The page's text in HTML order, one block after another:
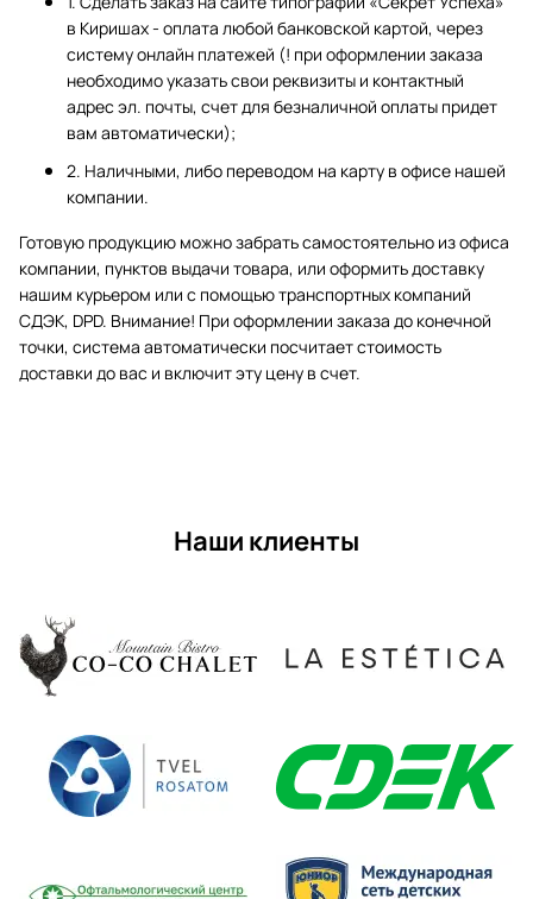
в Киришах - оплата любой банковской картой, через
систему онлайн платежей (! при оформлении заказа
необходимо указать свои реквизиты и контактный
адрес эл. почты, счет для безналичной оплаты придет
вам автоматически);
2. Наличными, либо переводом на карту в офисе нашей
компании.
Готовую продукцию можно забрать самостоятельно из офиса
компании, пунктов выдачи товара, или оформить доставку
нашим курьером или с помощью транспортных компаний
СДЭК, DPD. Внимание! При оформлении заказа до конечной
точки, система автоматически посчитает стоимость
доставки до вас и включит эту цену в счет.
Наши клиенты